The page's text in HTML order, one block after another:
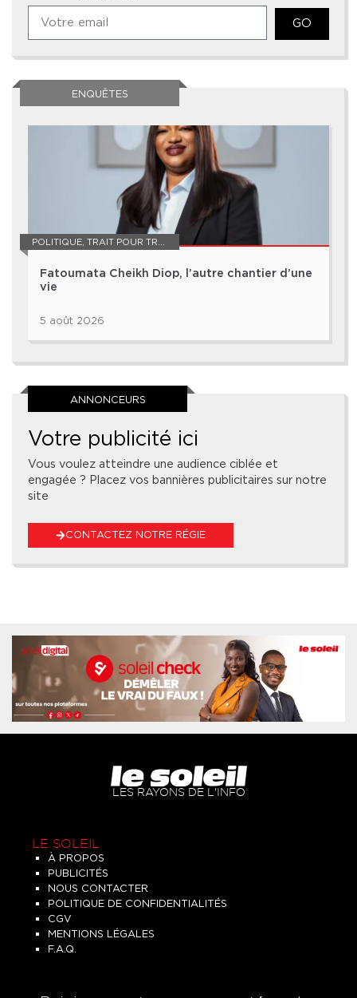
GO
ENQUÊTES
POLITIQUE, TRAIT POUR TRAIT
Fatoumata Cheikh Diop, l’autre chantier d’une
vie
5 août 2026
ANNONCEURS
Votre publicité ici
Vous voulez atteindre une audience ciblée et
engagée ? Placez vos bannières publicitaires sur notre
site
CONTACTEZ NOTRE RÉGIE
LES RAYONS DE L'INFO
LE SOLEIL
À PROPOS
PUBLICITÉS
NOUS CONTACTER
POLITIQUE DE CONFIDENTIALITÉS
CGV
MENTIONS LÉGALES
F.A.Q.